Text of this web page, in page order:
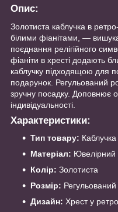
Опис:
Золотиста каблучка в
білими фіанітами, —
поєднання релігійного
фіаніти в хресті додають
каблучку підходящою для
подарунок. Регульований
зручну посадку. Доповнює
індивідуальності.
Характеристики:
Тип товару: Каблучка
Матеріал: Ювелірний
Колір: Золотиста
Розмір:
Дизайн: Хрест у